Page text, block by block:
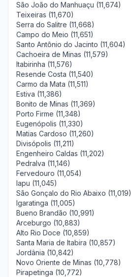
São João do Manhuaçu (11,674)
Teixeiras (11,670)
Serra do Salitre (11,668)
Campo do Meio (11,651)
Santo Antônio do Jacinto (11,604)
Cachoeira de Minas (11,579)
Itabirinha (11,576)
Resende Costa (11,540)
Carmo da Mata (11,511)
Estiva (11,386)
Bonito de Minas (11,369)
Porto Firme (11,348)
Eugenópolis (11,330)
Matias Cardoso (11,260)
Divisópolis (11,211)
Engenheiro Caldas (11,202)
Pedralva (11,146)
Fervedouro (11,054)
Iapu (11,045)
São Gonçalo do Rio Abaixo (11,019)
Igaratinga (11,005)
Bueno Brandão (10,991)
Arceburgo (10,883)
Alto Rio Doce (10,859)
Santa Maria de Itabira (10,857)
Jordânia (10,842)
Novo Oriente de Minas (10,778)
Pirapetinga (10,772)